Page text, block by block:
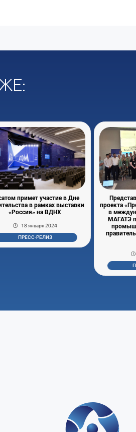
примет участие в Дне
в рамках выставки
«Россия» на ВДНХ
18 января 2024
ПРЕСС-РЕЛИЗ
проекта
в
МАГАТЭ